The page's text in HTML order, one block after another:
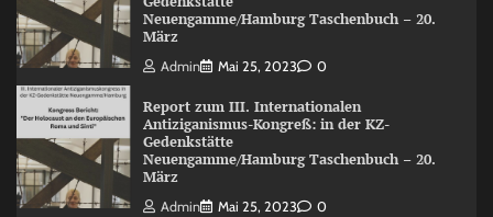
Neuengamme/Hamburg Taschenbuch – 20.
März
Admin Mai 25, 2023 0
Report zum III. Internationalen
Antiziganismus-Kongreß: in der KZ-
Gedenkstätte
Neuengamme/Hamburg Taschenbuch – 20.
März
Admin Mai 25, 2023 0